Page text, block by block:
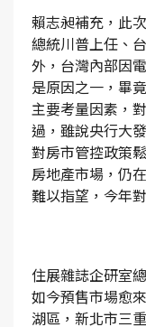
賴志昶補充，此
總統川普上任、
外，台灣內部因
是原因之一，畢
主要考量因素，
過，雖說央行大
對房市管控政策
房地產市場，仍
難以指望，今年
住展雜誌企研室
如今預售市場愈
湖區，新北市三